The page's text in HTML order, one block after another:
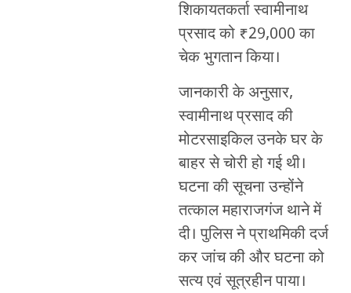
शिकायतकर्ता स्वामीनाथ
प्रसाद को ₹29,000 का
चेक भुगतान किया।
जानकारी के अनुसार,
स्वामीनाथ प्रसाद की
मोटरसाइकिल उनके घर के
बाहर से चोरी हो गई थी।
घटना की सूचना उन्होंने
तत्काल महाराजगंज थाने में
दी। पुलिस ने प्राथमिकी दर्ज
कर जांच की और घटना को
सत्य एवं सूत्रहीन पाया।